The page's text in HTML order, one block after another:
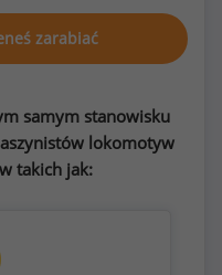
zarabiać
samym stanowisku
lokomotyw
takich jak: